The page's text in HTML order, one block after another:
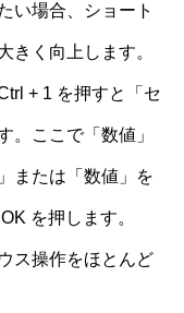
い場合、ショート
きく向上します。
+ 1 を押すと「セ
。ここで「数値」
または「数値」を
を押します。
ス操作をほとんど